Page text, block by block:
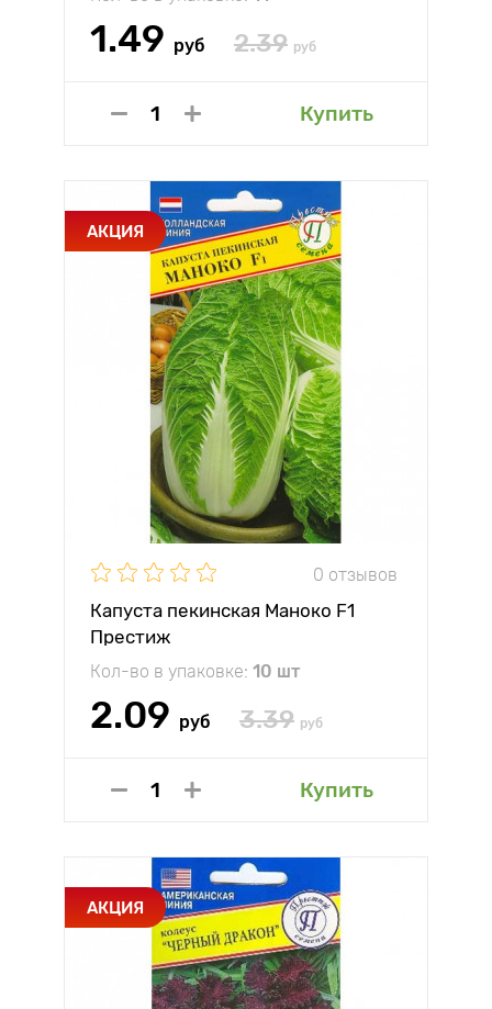
1.49 руб 2.39 руб
Купить
АКЦИЯ
0 отзывов
Капуста пекинская Маноко F1
Престиж
Кол-во в упаковке: 10 шт
2.09 руб 3.39 руб
Купить
АКЦИЯ